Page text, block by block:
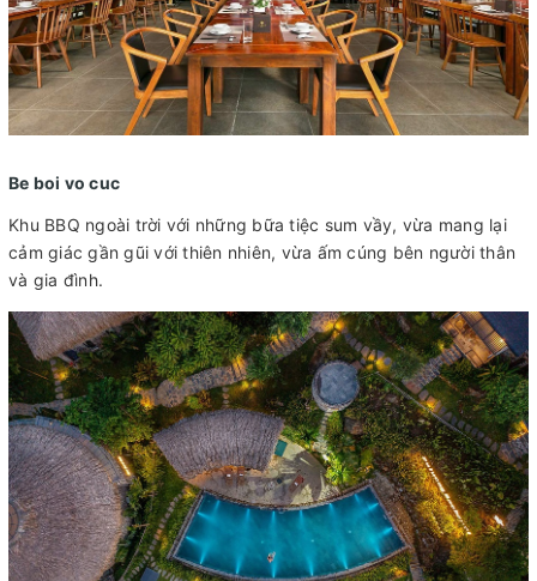
Be boi vo cuc
Khu BBQ ngoài trời với những bữa tiệc sum vầy, vừa mang lại
cảm giác gần gũi với thiên nhiên, vừa ấm cúng bên người thân
và gia đình.